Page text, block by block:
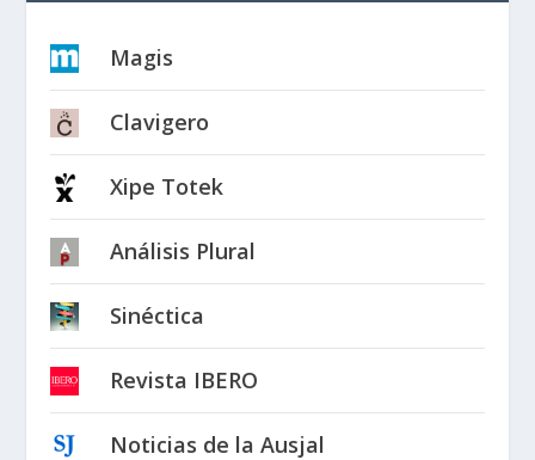
Magis
Clavigero
Xipe Totek
Análisis Plural
Sinéctica
Revista IBERO
Noticias de la Ausjal